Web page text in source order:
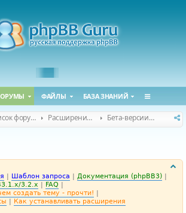
ФАЙЛЫ БАЗА ЗНАНИЙ
Список форумов Расширения phpBB Бета-версии расширений для phpBB
| Шаблон запроса | Документация (phpBB3) |
3.2.x | FAQ |
создать тему - прочти! |
| Как устанавливать расширения